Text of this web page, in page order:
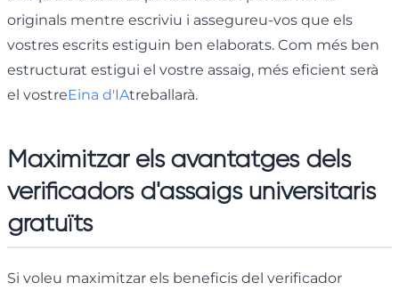
originals mentre escriviu i assegureu-vos que els
vostres escrits estiguin ben elaborats. Com més ben
estructurat estigui el vostre assaig, més eficient serà
el vostreEina d'IAtreballarà.
Maximitzar els avantatges dels
verificadors d'assaigs universitaris
gratuïts
Si voleu maximitzar els beneficis del verificador